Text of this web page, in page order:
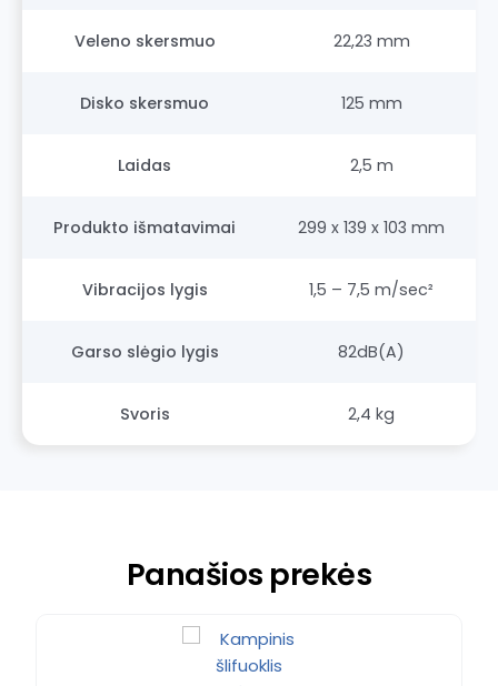
Veleno skersmuo 22,23 mm
Disko skersmuo 125 mm
Laidas 2,5 m
Produkto išmatavimai 299 x 139 x 103 mm
Vibracijos lygis 1,5 – 7,5 m/sec²
Garso slėgio lygis 82dB(A)
Svoris 2,4 kg
Panašios prekės